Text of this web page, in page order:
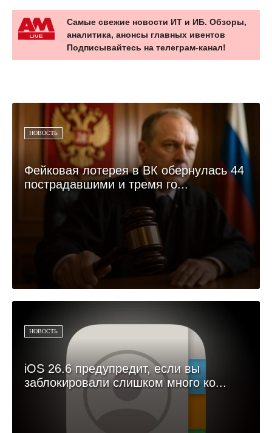
Самые свежие новости ИТ и ИБ. Обзоры,
аналитика, анонсы главных ивентов
Подписывайтесь на телеграм-канал!
НОВОСТЬ
Фейковая лотерея в ВК обернулась 44
пострадавшими и тремя го...
НОВОСТЬ
iOS 26.6 предупредит, если вы
заблокировали слишком много ко...